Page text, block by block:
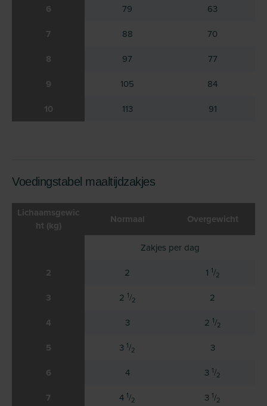
6 79 63
7 88 70
8 97 77
9 105 84
10 113 91
Voedingstabel maaltijdzakjes
Lichaamsgewic
ht (kg)
Normaal Overgewicht
Zakjes per dag
2 2 1 1/2
3 2 1/2 2
4 3 2 1/2
5 3 1/2 3
6 4 3 1/2
7 4 1/2 3 1/2